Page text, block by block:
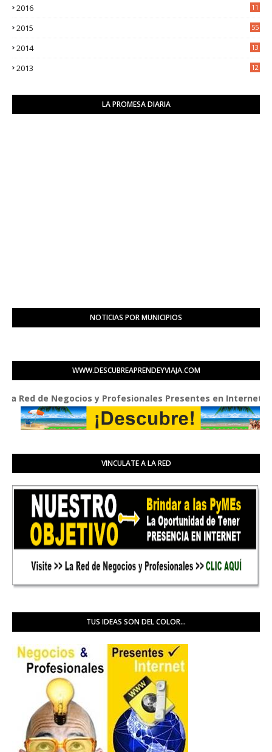
2016
11
2015 55
2014
13
2013
12
LA PROMESA DIARIA
NOTICIAS POR MUNICIPIOS
WWW.DESCUBREAPRENDEYVIAJA.COM
de Negocios y Profesionales Presentes en Internet
VINCULATE A LA RED
TUS IDEAS SON DEL COLOR...